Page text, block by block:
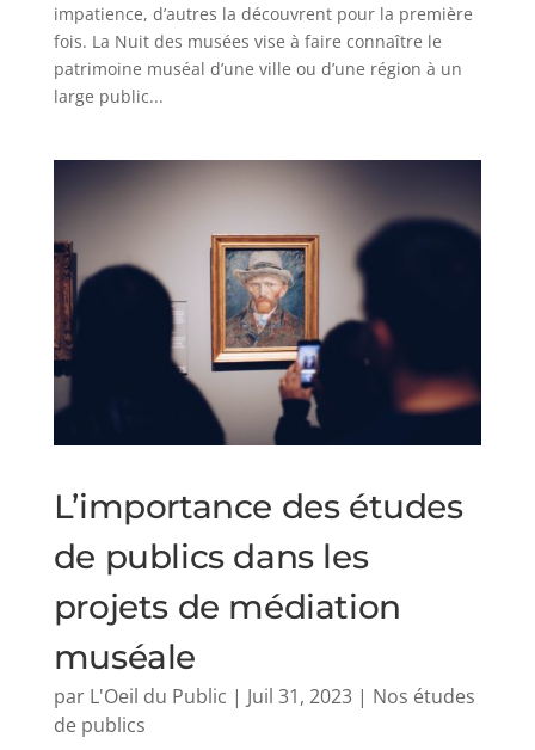
impatience, d’autres la découvrent pour la première
fois. La Nuit des musées vise à faire connaître le
patrimoine muséal d’une ville ou d’une région à un
large public...
L’importance des études
de publics dans les
projets de médiation
muséale
par L'Oeil du Public | Juil 31, 2023| Nos études
de publics